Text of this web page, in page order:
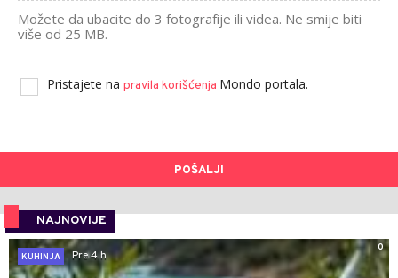
Možete da ubacite do 3 fotografije ili videa. Ne smije biti
više od 25 MB.
Pristajete na pravila korišćenja Mondo portala.
POŠALJI
NAJNOVIJE
0
KUHINJA
Pre 4 h